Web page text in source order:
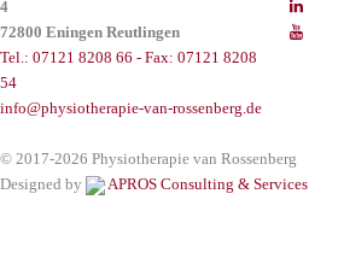
4
72800 Eningen Reutlingen
Tel.: 07121 8208 66 - Fax: 07121 8208
54
info@physiotherapie-van-rossenberg.de
© 2017-2026 Physiotherapie van Rossenberg
Designed by
APROS Consulting & Services